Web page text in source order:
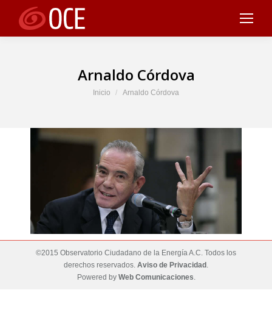
Arnaldo Córdova
Estás aquí:
Inicio Arnaldo Córdova
©2015 Observatorio Ciudadano de la Energía A.C. Todos los
derechos reservados. Aviso de Privacidad .
Powered by Web Comunicaciones.